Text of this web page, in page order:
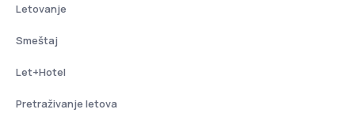
Letovanje
Smeštaj
Let+Hotel
Pretraživanje letova